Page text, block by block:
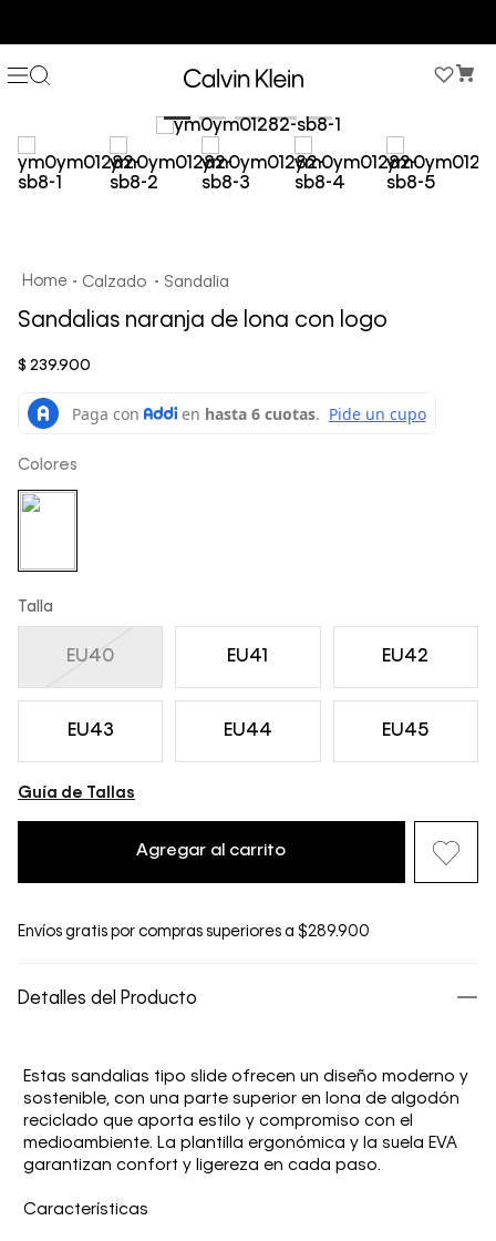
Calzado Sandalia
Sandalias naranja de lona con logo
$ 239.900
Colores
Talla
EU40 EU41 EU42
EU43 EU44 EU45
Guía de Tallas
Agregar al carrito
Envíos gratis por compras superiores a $289.900
Detalles del Producto
Estas sandalias tipo slide ofrecen un diseño moderno y
sostenible, con una parte superior en lona de algodón
reciclado que aporta estilo y compromiso con el
medioambiente. La plantilla ergonómica y la suela EVA
garantizan confort y ligereza en cada paso.
Características